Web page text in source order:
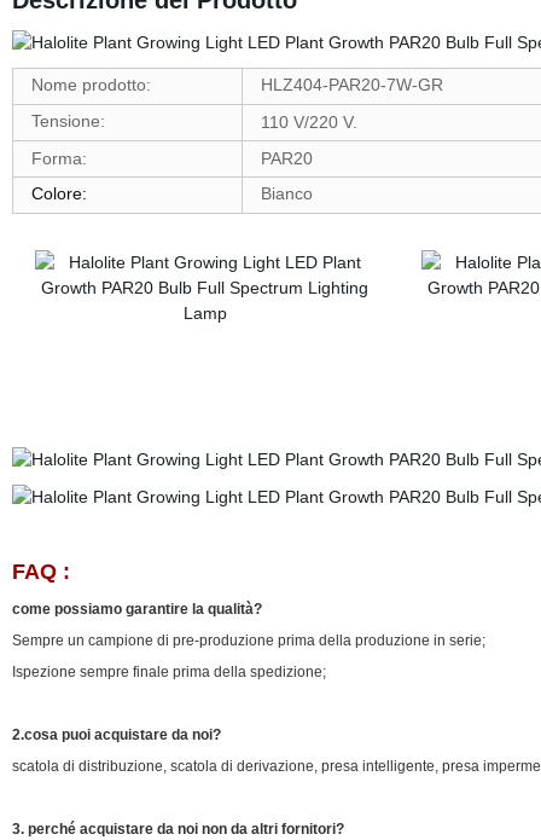
Nome prodotto:
HLZ404-PAR20-7W-GR
Tensione:
110 V/220 V.
Forma:
PAR20
Colore:
Bianco
FAQ :
come possiamo garantire la qualità?
Sempre un campione di pre-produzione prima della produzione in serie;
Ispezione sempre finale prima della spedizione;
2.cosa puoi acquistare da noi?
scatola di distribuzione, scatola di derivazione, presa intelligente, presa
3. perché acquistare da noi non da altri fornitori?